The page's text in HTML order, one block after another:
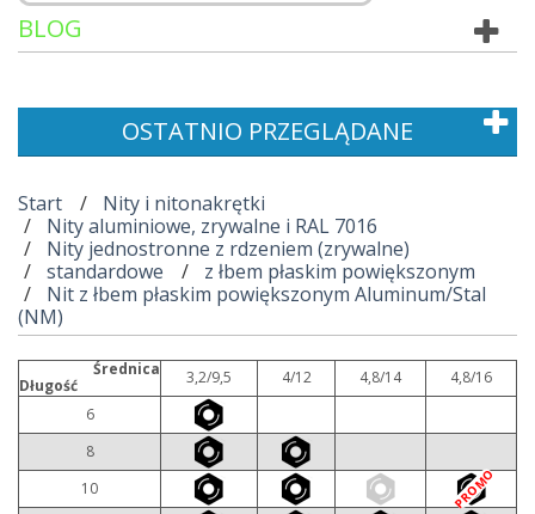
BLOG
OSTATNIO PRZEGLĄDANE
Start
Nity i nitonakrętki
Nity aluminiowe, zrywalne i RAL 7016
Nity jednostronne z rdzeniem (zrywalne)
standardowe
z łbem płaskim powiększonym
Nit z łbem płaskim powiększonym Aluminum/Stal
(NM)
Średnica
Długość
3,2/9,5 4/12 4,8/14
4,8/16
6
8
10
PROMO